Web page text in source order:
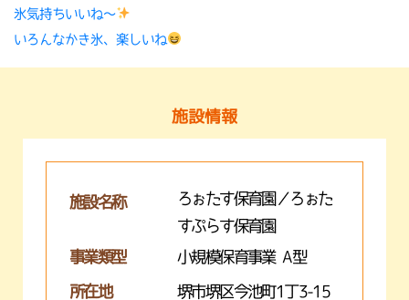
氷気持ちいいね〜
いろんなかき氷、楽しいね
施設情報
施設名称
ろぉたす保育園／ろぉた
すぷらす保育園
事業類型
小規模保育事業 A型
所在地 堺市堺区今池町1丁3-15